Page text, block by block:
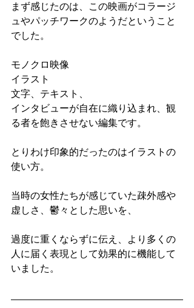
まず感じたのは、この映画がコラージ
ュやパッチワークのようだということ
でした。
モノクロ映像
イラスト
文字、テキスト、
インタビューが自在に織り込まれ、観
る者を飽きさせない編集です。
とりわけ印象的だったのはイラストの
使い方。
当時の女性たちが感じていた疎外感や
虚しさ、鬱々とした思いを、
過度に重くならずに伝え、より多くの
人に届く表現として効果的に機能して
いました。